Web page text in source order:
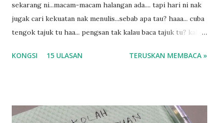
sekarang ni...macam-macam halangan ada.... tapi hari ni nak
jugak cari kekuatan nak menulis...sebab apa tau? haaa... cuba
tengok tajuk tu haa... pengsan tak kalau baca tajuk tu? kalau
tau? yang sebut tu anak aku....diulangi ANAK AKU ....adoiiii
balik keja aku ajak la shah singgah Giant beli barang
KONGSI 15 ULASAN TERUSKAN MEMBACA »